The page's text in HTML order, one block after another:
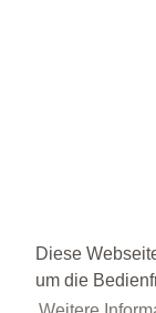
Diese
um die